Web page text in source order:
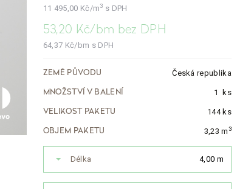
11 495,00 Kč/m3 s DPH
53,20 Kč/bm bez DPH
64,37 Kč/bm s DPH
ZEMĚ PŮVODU Česká republika
MNOŽSTVÍ V BALENÍ 1 ks
VELIKOST PAKETU 144 ks
OBJEM PAKETU 3,23 m3
Délka 4,00 m